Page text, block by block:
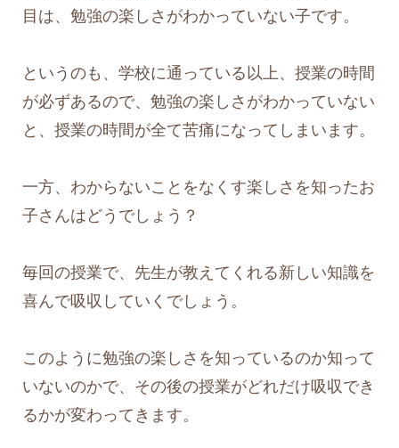
目は、勉強の楽しさがわかっていない子です。
というのも、学校に通っている以上、授業の時間
が必ずあるので、勉強の楽しさがわかっていない
と、授業の時間が全て苦痛になってしまいます。
一方、わからないことをなくす楽しさを知ったお
子さんはどうでしょう？
毎回の授業で、先生が教えてくれる新しい知識を
喜んで吸収していくでしょう。
このように勉強の楽しさを知っているのか知って
いないのかで、その後の授業がどれだけ吸収でき
るかが変わってきます。